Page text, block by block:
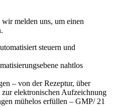
melden uns, um einen
steuern und
nahtlos
– von der Rezeptur, über
elektronischen Aufzeichnung
mühelos erfüllen – GMP/ 21